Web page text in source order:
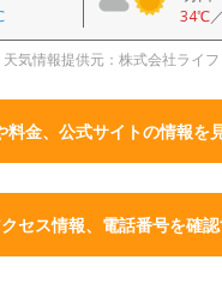
34℃／
天気情報提供元：株式会社ライ
料金、公式サイトの情報を
セス情報、電話番号を確